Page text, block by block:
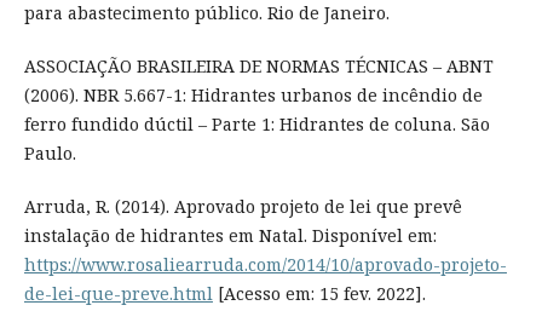
para abastecimento público. Rio de Janeiro.
ASSOCIAÇÃO BRASILEIRA DE NORMAS TÉCNICAS – ABNT
(2006). NBR 5.667-1: Hidrantes urbanos de incêndio de
ferro fundido dúctil – Parte 1: Hidrantes de coluna. São
Paulo.
Arruda, R. (2014). Aprovado projeto de lei que prevê
instalação de hidrantes em Natal. Disponível em:
https://www.rosaliearruda.com/2014/10/aprovado-projeto-
de-lei-que-preve.html[Acesso em: 15 fev. 2022].